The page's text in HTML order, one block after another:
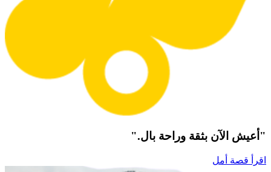
"أعيش الآن بثقة وراحة بال."
اقرأ قصة أمل